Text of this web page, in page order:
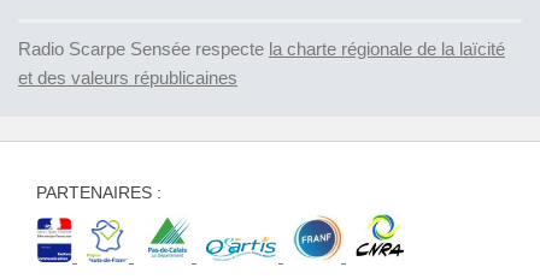
Radio Scarpe Sensée respecte la charte régionale de la laïcité
et des valeurs républicaines
PARTENAIRES :